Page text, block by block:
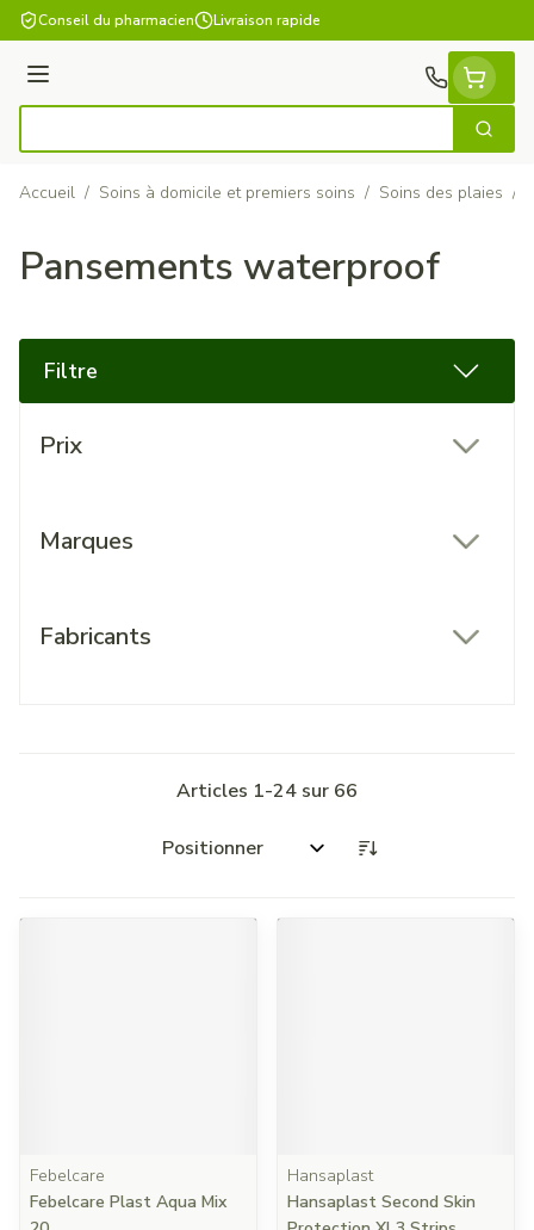
Aller au contenu
Conseil du pharmacien Livraison rapide
Menu
Accueil / Soins à domicile et premiers soins / Soins des plaies /
Pansements waterproof
Filtre
Prix
Marques
Fabricants
Articles 1-24 sur 66
Trier par:
Febelcare
Febelcare Plast Aqua Mix
Hansaplast
Hansaplast Second Skin